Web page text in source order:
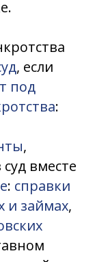
, если
под
:
,
вместе
: справки
и займах,